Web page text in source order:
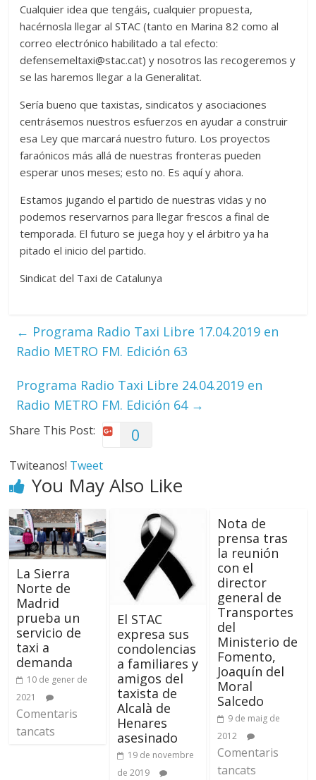
Cualquier idea que tengáis, cualquier propuesta,
hacérnosla llegar al STAC (tanto en Marina 82 como al
correo electrónico habilitado a tal efecto:
defensemeltaxi@stac.cat) y nosotros las recogeremos y
se las haremos llegar a la Generalitat.
Sería bueno que taxistas, sindicatos y asociaciones
centrásemos nuestros esfuerzos en ayudar a construir
esa Ley que marcará nuestro futuro. Los proyectos
faraónicos más allá de nuestras fronteras pueden
esperar unos meses; esto no. Es aquí y ahora.
Estamos jugando el partido de nuestras vidas y no
podemos reservarnos para llegar frescos a final de
temporada. El futuro se juega hoy y el árbitro ya ha
pitado el inicio del partido.
Sindicat del Taxi de Catalunya
← Programa Radio Taxi Libre 17.04.2019 en
Radio METRO FM. Edición 63
Programa Radio Taxi Libre 24.04.2019 en
Radio METRO FM. Edición 64 →
Share This Post: 0
Twiteanos! Tweet
You May Also Like
La Sierra
Norte de
Madrid
prueba un
servicio de
taxi a
demanda
10 de gener de
2021
Comentaris
tancats
El STAC
expresa sus
condolencias
a familiares y
amigos del
taxista de
Alcalà de
Henares
asesinado
19 de novembre
de 2019
Nota de
prensa tras
la reunión
con el
director
general de
Transportes
del
Ministerio de
Fomento,
Joaquín del
Moral
Salcedo
9 de maig de
2012
Comentaris
tancats